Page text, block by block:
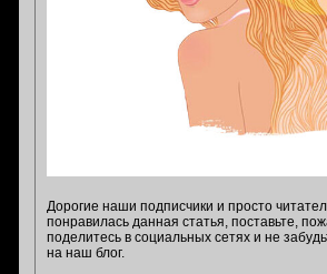
Дорогие наши подписчики и просто
понравилась данная статья, поставьте,
поделитесь в социальных сетях и не
на наш блог.